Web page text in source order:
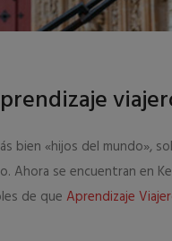
bien «hijos del mundo»,
Ahora se encuentran en
de que Aprendizaje